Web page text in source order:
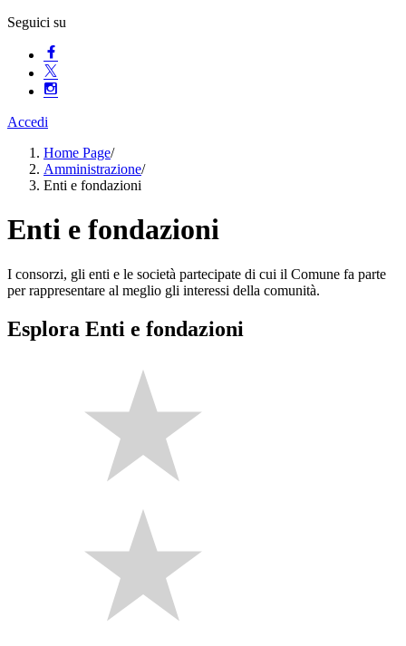
Seguici su
Accedi
Home Page/
Amministrazione/
Enti e fondazioni
Enti e fondazioni
I consorzi, gli enti e le società partecipate di cui il Comune fa parte
per rappresentare al meglio gli interessi della comunità.
Esplora Enti e fondazioni